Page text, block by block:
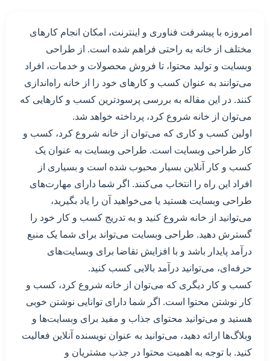
امروزه با پیشرفت فناوری و اینترنت، امکان انجام کارهای
مختلف از خانه به راحتی فراهم شده است. از طراحی
وبسایت و تولید محتوا، تا فروش محصولات و خدمات، افراد
می‌توانند به عنوان کسب و کارهای خود را از خانه راه‌اندازی
کنند. در این مقاله به بررسی پرسودترین کسب و کارهایی که
می‌توان از خانه شروع کرد، پرداخته خواهد شد.
اولین کسب و کاری که می‌توان از خانه شروع کرد، کسب و
کار طراحی وبسایت است. طراحی وبسایت به عنوان یک
کسب و کار آنلاین بسیار محبوب شده است و بسیاری از
افراد این راه را انتخاب می‌کنند. اگر شما دارای مهارت‌های
طراحی وبسایت هستید یا می‌خواهید آن را یاد بگیرید،
می‌توانید از خانه شروع کنید و به تدریج کسب و کار خود را
گسترش دهید. طراحی وبسایت می‌تواند برای شما یک منبع
درآمد پایدار باشد و با افزایش تقاضا برای وبسایت‌های
حرفه‌ای، می‌توانید درآمد بالایی کسب کنید.
کسب و کار دیگری که می‌توان از خانه شروع کرد، کسب و
کار نوشتن محتوا است. اگر شما دارای توانایی نوشتن خوبی
هستید و می‌توانید محتوای جذاب و مفید برای وبسایت‌ها و
وبلاگ‌ها ارائه دهید، می‌توانید به عنوان نویسنده آنلاین فعالیت
کنید. با توجه به اهمیت محتوا در جذب مشتریان و